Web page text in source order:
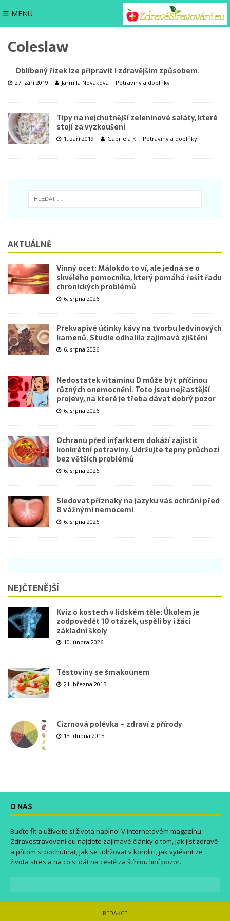
☰ MENU
Coleslaw
Oblíbený řízek lze připravit i zdravějším způsobem.
27. září 2019 Jarmila Nováková Potraviny a doplňky
Tipy na nejchutnější zeleninové saláty, které
stojí za vyzkoušení
1. září 2019 Gabriela K Potraviny a doplňky
AKTUÁLNĚ
Vinný ocet: Málokdo to ví, ale jedná se o
skvělého pomocníka, který pomáhá řešit řadu
chronických problémů
6. srpna 2026
Překvapivé účinky kávy na tvorbu ledvinových
kamenů. Studie odhalila zajímavá zjištění
6. srpna 2026
Nedostatek vitamínu D může být příčinou
různých onemocnění. Toto jsou nejčastější
projevy, na které je třeba dávat dobrý pozor
6. srpna 2026
Ochranu před infarktem dokáží zajistit
konkrétní potraviny. Udržujte tepny průchozí
bez větších problémů
6. srpna 2026
Sledovat příznaky na jazyku vás ochrání před
8 vážnými nemocemi
6. srpna 2026
NEJČTENĚJŠÍ
Kvíz o kostech v lidském těle: Úkolem je
zodpovědět 10 otázek, uspěli by i žáci
základní školy
10. února 2026
Těstoviny se šmakounem
21. března 2015
Cizrnová polévka – zdraví z přírody
13. dubna 2015
O NÁS
Buďte fit a užívejte si života naplno! V internetovém magazínu
Zdravestravovani.eu najdete zajímavé články o tom, jak jíst zdravě
a přitom si pochutnat, jak se udržovat v kondici, jak vytěsnit ze
života stres a na co si dát na cestě za štíhlou linií pozor.
REDAKCE